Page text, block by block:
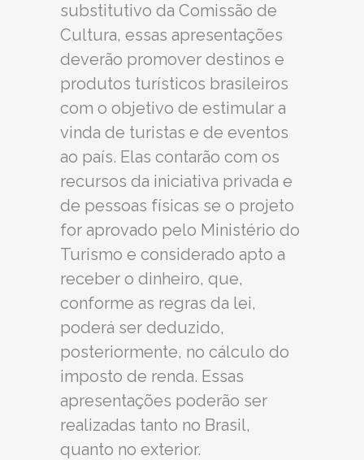
substitutivo da Comissão de
Cultura, essas apresentações
deverão promover destinos e
produtos turísticos brasileiros
com o objetivo de estimular a
vinda de turistas e de eventos
ao país. Elas contarão com os
recursos da iniciativa privada e
de pessoas físicas se o projeto
for aprovado pelo Ministério do
Turismo e considerado apto a
receber o dinheiro, que,
conforme as regras da lei,
poderá ser deduzido,
posteriormente, no cálculo do
imposto de renda. Essas
apresentações poderão ser
realizadas tanto no Brasil,
quanto no exterior.